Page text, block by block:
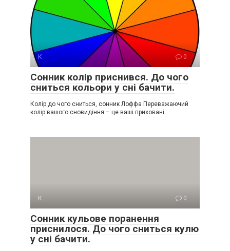
К 0
Сонник колір приснився. До чого
сниться кольори у сні бачити.
Колір до чого сниться, сонник Лоффа Переважаючий
колір вашого сновидіння – це ваші приховані
К 0
Сонник кульове поранення
приснилося. До чого сниться кулю
у сні бачити.